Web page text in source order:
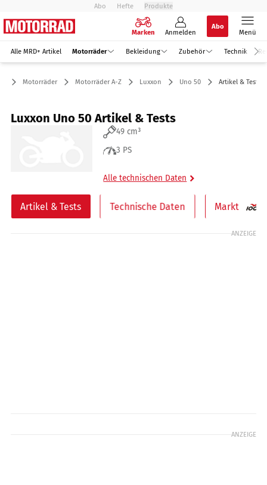
Abo Hefte Produkte
Marken Anmelden
Abo
Menü
Alle MRD+ Artikel Motorräder Bekleidung Zubehör Technik
Motorräder Motorräder A-Z Luxxon Uno 50 Artikel & Tests
Luxxon Uno 50 Artikel & Tests
49 cm³
3 PS
Alle technischen Daten
Artikel & Tests Technische Daten Markt
ANZEIGE
ANZEIGE